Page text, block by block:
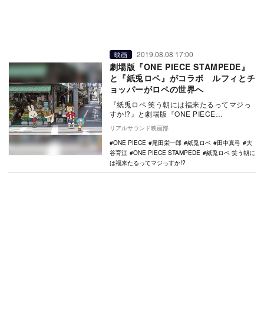
映画 2019.08.08 17:00
劇場版『ONE PIECE STAMPEDE』
と『紙兎ロペ』がコラボ ルフィとチ
ョッパーがロペの世界へ
『紙兎ロペ 笑う朝には福来たるってマジっ
すか!?』と劇場版『ONE PIECE
STAMPEDE』のコラボエピソードが、映画
公開…
リアルサウンド映画部
ONE PIECE
尾田栄一郎 紙兎ロペ 田中真弓
大
谷育江
ONE PIECE STAMPEDE
紙兎ロペ 笑う朝に
は福来たるってマジっすか!?